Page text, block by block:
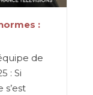
:
de
: Si
s’est